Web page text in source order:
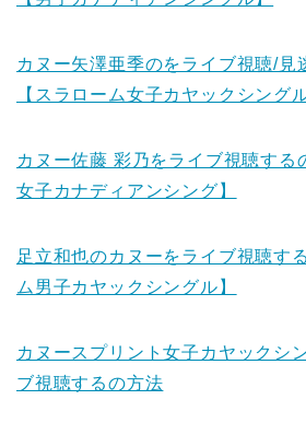
カヌー矢澤亜季のをライブ視聴/見
【スラローム女子カヤックシングル
カヌー佐藤 彩乃をライブ視聴する
女子カナディアンシング】
足立和也のカヌーをライブ視聴す
ム男子カヤックシングル】
カヌースプリント女子カヤックシ
ブ視聴するの方法